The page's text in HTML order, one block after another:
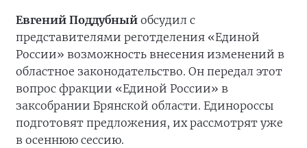
Евгений Поддубный обсудил с
представителями реготделения «Единой
России» возможность внесения изменений в
областное законодательство. Он передал этот
вопрос фракции «Единой России» в
заксобрании Брянской области. Единороссы
подготовят предложения, их рассмотрят уже
в осеннюю сессию.